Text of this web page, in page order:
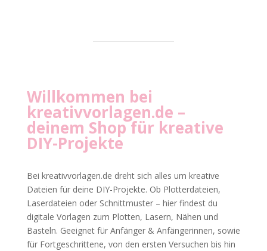
Willkommen bei
kreativvorlagen.de –
deinem Shop für kreative
DIY-Projekte
Bei kreativvorlagen.de dreht sich alles um kreative
Dateien für deine DIY-Projekte. Ob Plotterdateien,
Laserdateien oder Schnittmuster – hier findest du
digitale Vorlagen zum Plotten, Lasern, Nähen und
Basteln. Geeignet für Anfänger & Anfängerinnen, sowie
für Fortgeschrittene, von den ersten Versuchen bis hin